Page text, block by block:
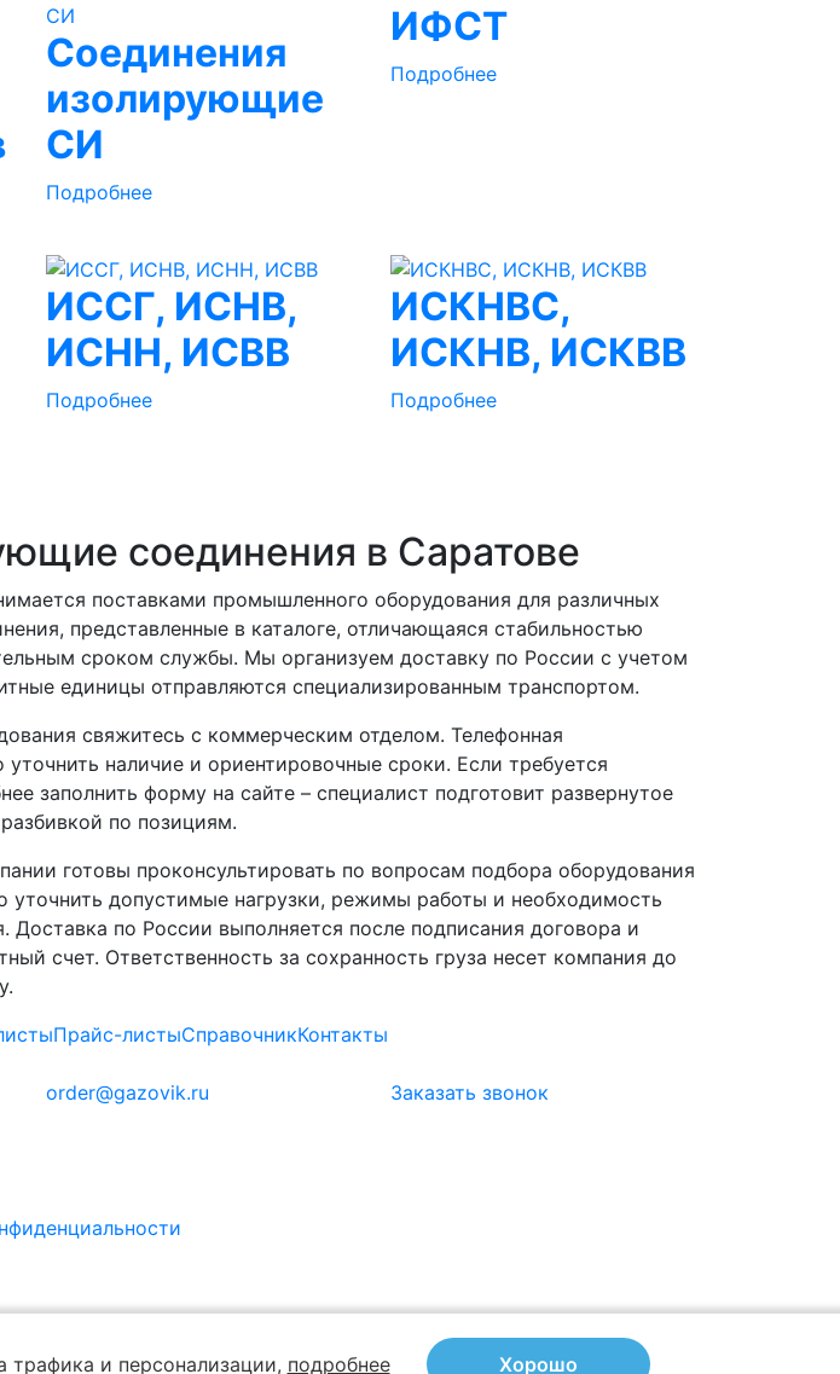
Соединения
изолирующие
СИ
Подробнее
ИФСТ
Подробнее
ИССГ, ИСНВ,
ИСНН, ИСВВ
Подробнее
ИСКНВС,
ИСКНВ, ИСКВВ
Подробнее
соединения в Саратове
поставками промышленного оборудования для различных
представленные в каталоге, отличающаяся стабильностью
сроком службы. Мы организуем доставку по России с учетом
единицы отправляются специализированным транспортом.
свяжитесь с коммерческим отделом. Телефонная
уточнить наличие и ориентировочные сроки. Если требуется
заполнить форму на сайте – специалист подготовит развернутое
по позициям.
готовы проконсультировать по вопросам подбора оборудования
уточнить допустимые нагрузки, режимы работы и необходимость
Доставка по России выполняется после подписания договора и
счет. Ответственность за сохранность груза несет компания до
Прайс-листыСправочникКонтакты
order@gazovik.ru Заказать звонок
трафика и персонализации, подробнее Хорошо